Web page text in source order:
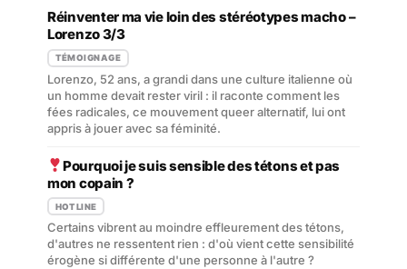
Réinventer ma vie loin des stéréotypes macho –
Lorenzo 3/3
TÉMOIGNAGE
Lorenzo, 52 ans, a grandi dans une culture italienne où
un homme devait rester viril : il raconte comment les
fées radicales, ce mouvement queer alternatif, lui ont
appris à jouer avec sa féminité.
Pourquoi je suis sensible des tétons et pas
mon copain ?
HOTLINE
Certains vibrent au moindre effleurement des tétons,
d'autres ne ressentent rien : d'où vient cette sensibilité
érogène si différente d'une personne à l'autre ?